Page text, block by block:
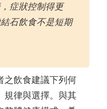
症狀控制得更
石飲食不是短期
之飲食建議下列何
規律與選擇。與其